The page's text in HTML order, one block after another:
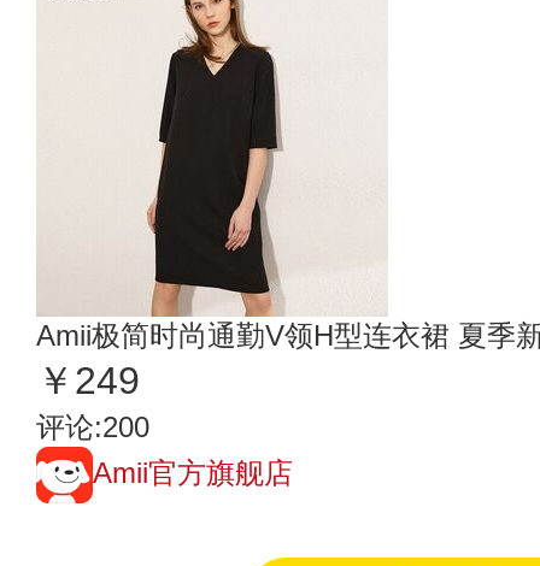
Amii极简时尚通勤V领H型连衣裙 夏季
￥249
评论:200
Amii官方旗舰店